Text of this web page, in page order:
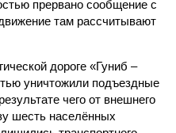
– Ташкапур –
по Гергебильскому району,
полотно на семи
маршрутам до тех
в реке Кара-Койсу, что